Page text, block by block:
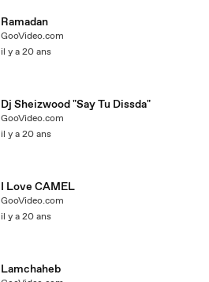
Ramadan
GooVideo.com
il y a 20 ans
Dj Sheizwood "Say Tu Dissda"
GooVideo.com
il y a 20 ans
I Love CAMEL
GooVideo.com
il y a 20 ans
Lamchaheb